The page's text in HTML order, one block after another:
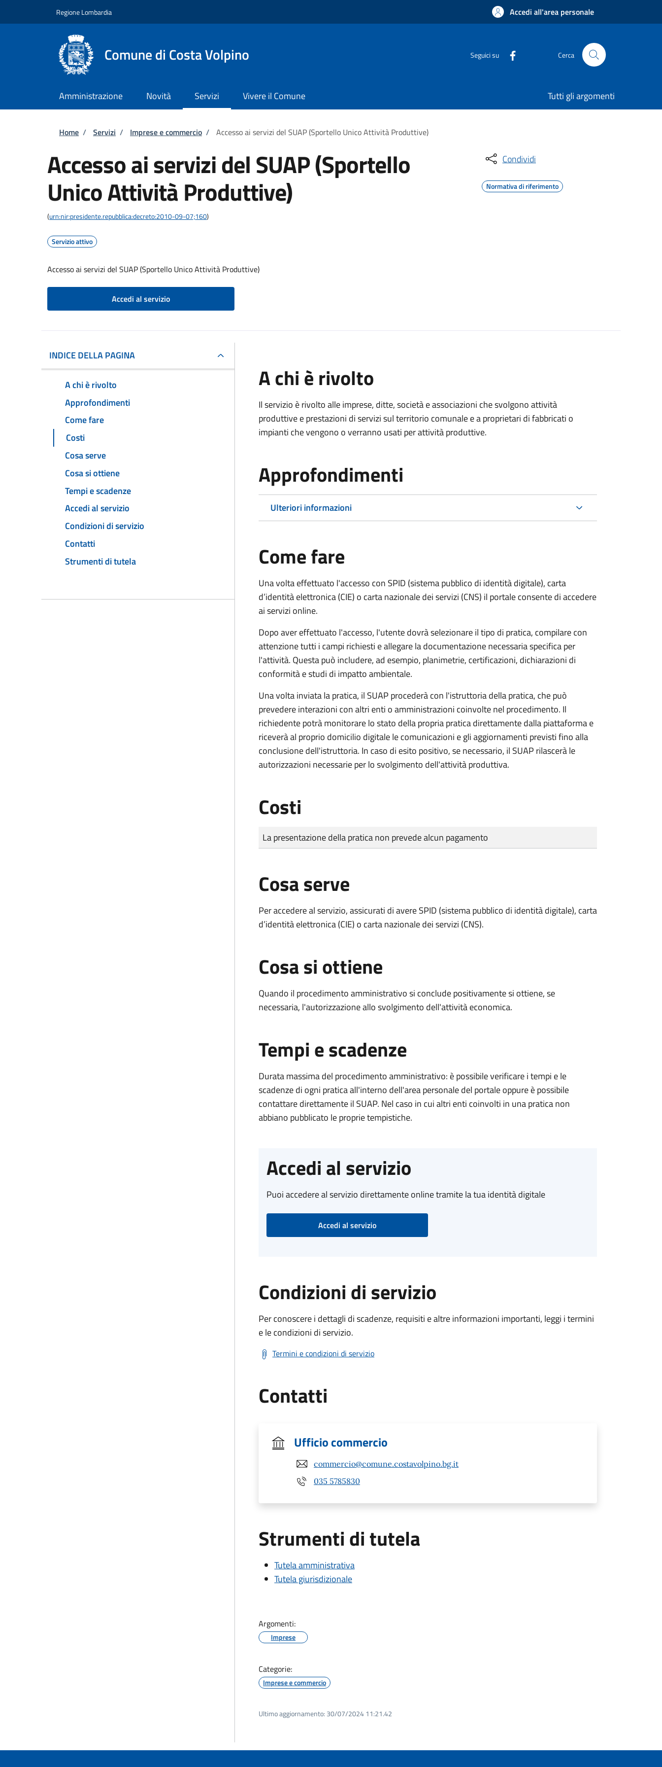
Regione Lombardia Accedi all'area personale
Comune di Costa Volpino Seguici su Cerca
Amministrazione Novità Servizi Vivere il Comune Tutti gli argomenti
Briciole di pane
Home / Servizi / Imprese e commercio / Accesso ai servizi del SUAP (Sportello Unico Attività Produttive)
Accesso ai servizi del SUAP (Sportello
Unico Attività Produttive)
(urn:nir:presidente.repubblica:decreto:2010-09-07;160)
Servizio attivo
Accesso ai servizi del SUAP (Sportello Unico Attività Produttive)
Accedi al servizio
Condividi
Normativa di riferimento
INDICE DELLA PAGINA
A chi è rivolto
Approfondimenti
Come fare
Costi
Cosa serve
Cosa si ottiene
Tempi e scadenze
Accedi al servizio
Condizioni di servizio
Contatti
Strumenti di tutela
A chi è rivolto
Il servizio è rivolto alle imprese, ditte, società e associazioni che svolgono attività
produttive e prestazioni di servizi sul territorio comunale e a proprietari di fabbricati o
impianti che vengono o verranno usati per attività produttive.
Approfondimenti
Ulteriori informazioni
Come fare
Una volta effettuato l'accesso con SPID (sistema pubblico di identità digitale), carta
d’identità elettronica (CIE) o carta nazionale dei servizi (CNS) il portale consente di accedere
ai servizi online.
Dopo aver effettuato l'accesso, l'utente dovrà selezionare il tipo di pratica, compilare con
attenzione tutti i campi richiesti e allegare la documentazione necessaria specifica per
l'attività. Questa può includere, ad esempio, planimetrie, certificazioni, dichiarazioni di
conformità e studi di impatto ambientale.
Una volta inviata la pratica, il SUAP procederà con l'istruttoria della pratica, che può
prevedere interazioni con altri enti o amministrazioni coinvolte nel procedimento. Il
richiedente potrà monitorare lo stato della propria pratica direttamente dalla piattaforma e
riceverà al proprio domicilio digitale le comunicazioni e gli aggiornamenti previsti fino alla
conclusione dell'istruttoria. In caso di esito positivo, se necessario, il SUAP rilascerà le
autorizzazioni necessarie per lo svolgimento dell'attività produttiva.
Costi
Tipo di pagamento
Importo
La presentazione della pratica non prevede alcun pagamento
Cosa serve
Per accedere al servizio, assicurati di avere SPID (sistema pubblico di identità digitale), carta
d’identità elettronica (CIE) o carta nazionale dei servizi (CNS).
Cosa si ottiene
Quando il procedimento amministrativo si conclude positivamente si ottiene, se
necessaria, l'autorizzazione allo svolgimento dell'attività economica.
Tempi e scadenze
Durata massima del procedimento amministrativo: è possibile verificare i tempi e le
scadenze di ogni pratica all'interno dell'area personale del portale oppure è possibile
contattare direttamente il SUAP. Nel caso in cui altri enti coinvolti in una pratica non
abbiano pubblicato le proprie tempistiche.
Accedi al servizio
Puoi accedere al servizio direttamente online tramite la tua identità digitale
Accedi al servizio
Condizioni di servizio
Per conoscere i dettagli di scadenze, requisiti e altre informazioni importanti, leggi i termini
e le condizioni di servizio.
Termini e condizioni di servizio
Contatti
Ufficio commercio
commercio@comune.costavolpino.bg.it
035 5785830
Strumenti di tutela
Tutela amministrativa
Tutela giurisdizionale
Argomenti:
Imprese
Categorie:
Imprese e commercio
Ultimo aggiornamento: 30/07/2024 11:21.42